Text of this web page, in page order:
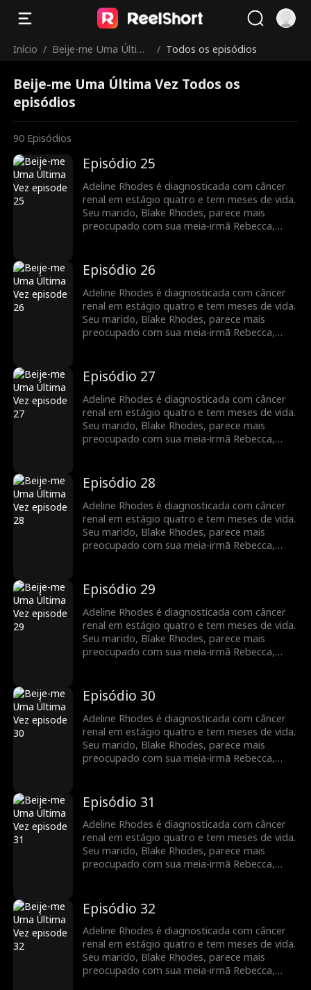
Início / Beije-me Uma Última
/ Todos os episódios
Beije-me Uma Última Vez Todos os
episódios
90 Episódios
Episódio 25
Adeline Rhodes é diagnosticada com câncer
renal em estágio quatro e tem meses de vida.
Seu marido, Blake Rhodes, parece mais
preocupado com sua meia-irmã Rebecca,
interesseira calculista, e ela acha que ele
nunca a amou. Tudo muda quando Blake
descobre que Adeline está morrendo, mas
pode ser tarde demais para ele dizer que
sempre foi ela quem ele amou.
Episódio 26
Adeline Rhodes é diagnosticada com câncer
renal em estágio quatro e tem meses de vida.
Seu marido, Blake Rhodes, parece mais
preocupado com sua meia-irmã Rebecca,
interesseira calculista, e ela acha que ele
nunca a amou. Tudo muda quando Blake
descobre que Adeline está morrendo, mas
pode ser tarde demais para ele dizer que
sempre foi ela quem ele amou.
Episódio 27
Adeline Rhodes é diagnosticada com câncer
renal em estágio quatro e tem meses de vida.
Seu marido, Blake Rhodes, parece mais
preocupado com sua meia-irmã Rebecca,
interesseira calculista, e ela acha que ele
nunca a amou. Tudo muda quando Blake
descobre que Adeline está morrendo, mas
pode ser tarde demais para ele dizer que
sempre foi ela quem ele amou.
Episódio 28
Adeline Rhodes é diagnosticada com câncer
renal em estágio quatro e tem meses de vida.
Seu marido, Blake Rhodes, parece mais
preocupado com sua meia-irmã Rebecca,
interesseira calculista, e ela acha que ele
nunca a amou. Tudo muda quando Blake
descobre que Adeline está morrendo, mas
pode ser tarde demais para ele dizer que
sempre foi ela quem ele amou.
Episódio 29
Adeline Rhodes é diagnosticada com câncer
renal em estágio quatro e tem meses de vida.
Seu marido, Blake Rhodes, parece mais
preocupado com sua meia-irmã Rebecca,
interesseira calculista, e ela acha que ele
nunca a amou. Tudo muda quando Blake
descobre que Adeline está morrendo, mas
pode ser tarde demais para ele dizer que
sempre foi ela quem ele amou.
Episódio 30
Adeline Rhodes é diagnosticada com câncer
renal em estágio quatro e tem meses de vida.
Seu marido, Blake Rhodes, parece mais
preocupado com sua meia-irmã Rebecca,
interesseira calculista, e ela acha que ele
nunca a amou. Tudo muda quando Blake
descobre que Adeline está morrendo, mas
pode ser tarde demais para ele dizer que
sempre foi ela quem ele amou.
Episódio 31
Adeline Rhodes é diagnosticada com câncer
renal em estágio quatro e tem meses de vida.
Seu marido, Blake Rhodes, parece mais
preocupado com sua meia-irmã Rebecca,
interesseira calculista, e ela acha que ele
nunca a amou. Tudo muda quando Blake
descobre que Adeline está morrendo, mas
pode ser tarde demais para ele dizer que
sempre foi ela quem ele amou.
Episódio 32
Adeline Rhodes é diagnosticada com câncer
renal em estágio quatro e tem meses de vida.
Seu marido, Blake Rhodes, parece mais
preocupado com sua meia-irmã Rebecca,